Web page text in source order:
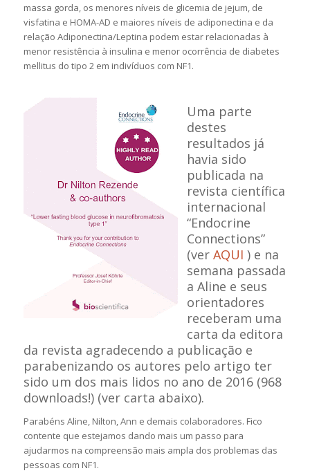
massa gorda, os menores níveis de glicemia de jejum, de
visfatina e HOMA-AD e maiores níveis de adiponectina e da
relação Adiponectina/Leptina podem estar relacionadas à
menor resistência à insulina e menor ocorrência de diabetes
mellitus do tipo 2 em indivíduos com NF1.
Uma parte
destes
resultados já
havia sido
publicada na
revista científica
internacional
“Endocrine
Connections”
(ver AQUI ) e na
semana passada
a Aline e seus
orientadores
receberam uma
carta da editora
da revista agradecendo a publicação e
parabenizando os autores pelo artigo ter
sido um dos mais lidos no ano de 2016 (968
downloads!) (ver carta abaixo).
Parabéns Aline, Nilton, Ann e demais colaboradores. Fico
contente que estejamos dando mais um passo para
ajudarmos na compreensão mais ampla dos problemas das
pessoas com NF1.